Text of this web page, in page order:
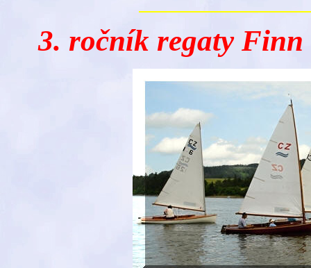
3. ročník regaty